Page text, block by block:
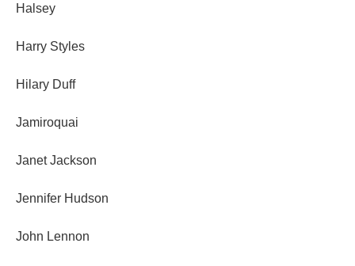
Halsey
Harry Styles
Hilary Duff
Jamiroquai
Janet Jackson
Jennifer Hudson
John Lennon